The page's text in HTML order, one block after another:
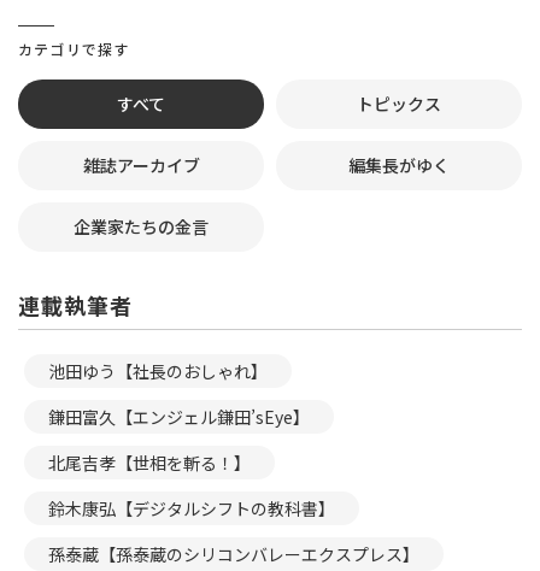
カテゴリで探す
すべて トピックス
雑誌アーカイブ 編集長がゆく
企業家たちの金言
連載執筆者
池田ゆう【社長のおしゃれ】
鎌田富久【エンジェル鎌田’sEye】
北尾吉孝【世相を斬る！】
鈴木康弘【デジタルシフトの教科書】
孫泰蔵【孫泰蔵のシリコンバレーエクスプレス】